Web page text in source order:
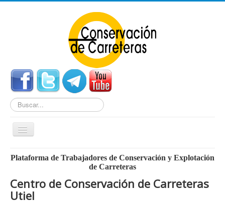
Buscar...
Cambiar
navegación
Home
Centros de Conservación
Plataforma de Trabajadores de Conservación y Explotación
de Carreteras
Centro de Conservación de Carreteras
Utiel